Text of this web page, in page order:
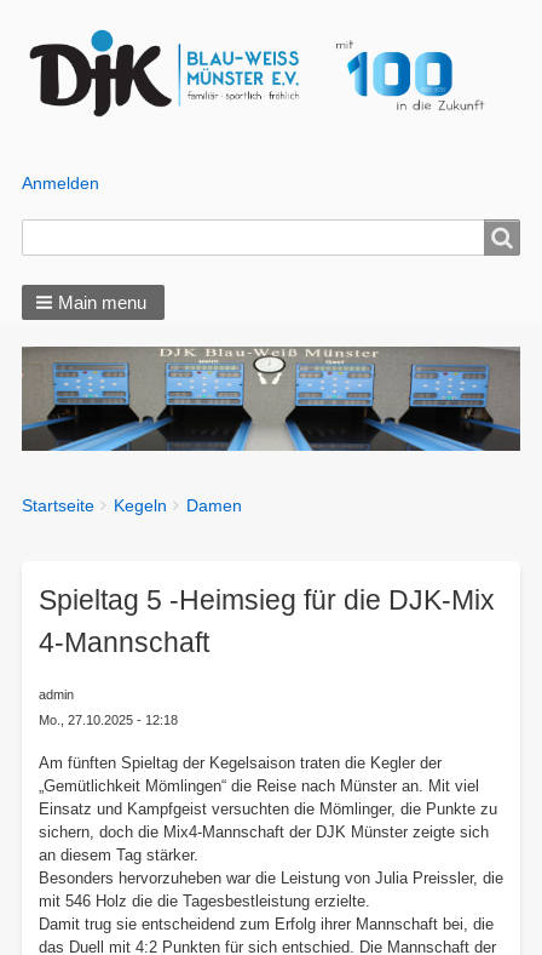
Benutzer
Menü
Anmelden
Main menu
Breadcrumbs
You
Startseite Kegeln Damen
Spieltag 5 -Heimsieg für die DJK-Mix
4-Mannschaft
admin
Mo., 27.10.2025 - 12:18
Am fünften Spieltag der Kegelsaison traten die Kegler der
„Gemütlichkeit Mömlingen“ die Reise nach Münster an. Mit viel
Einsatz und Kampfgeist versuchten die Mömlinger, die Punkte zu
sichern, doch die Mix4-Mannschaft der DJK Münster zeigte sich
an diesem Tag stärker.
Besonders hervorzuheben war die Leistung von Julia Preissler, die
mit 546 Holz die die Tagesbestleistung erzielte.
Damit trug sie entscheidend zum Erfolg ihrer Mannschaft bei, die
das Duell mit 4:2 Punkten für sich entschied. Die Mannschaft der